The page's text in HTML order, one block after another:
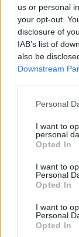
us or personal
your opt-out.
disclosure of
IAB’s list of
also be
Downstream
Personal
I want to
personal
Opted In
I want to
Personal
Opted In
I want to
Personal
Opted In
Redazione
Le evoluzioni
video online
Resta
potrai anche
gratuita delle